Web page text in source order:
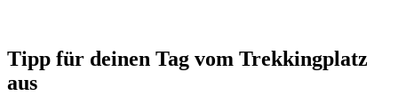
Tipp für deinen Tag vom Trekkingplatz
aus